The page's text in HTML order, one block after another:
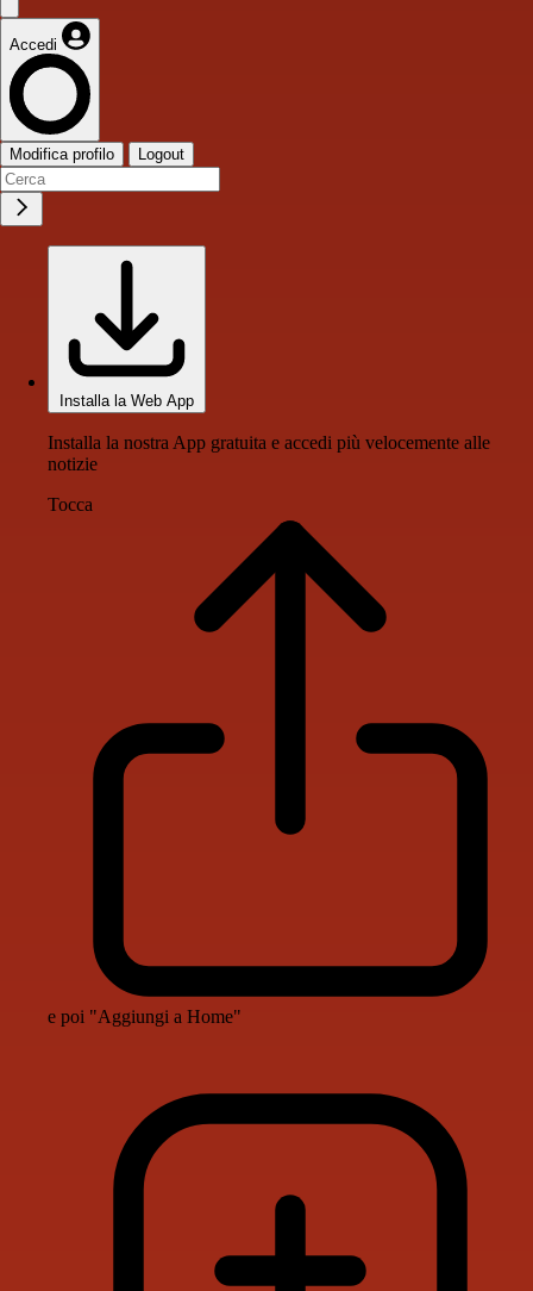
Accedi
Modifica profilo Logout
Installa la Web App
Installa la nostra App gratuita e accedi più velocemente alle
notizie
Tocca
e poi "Aggiungi a Home"